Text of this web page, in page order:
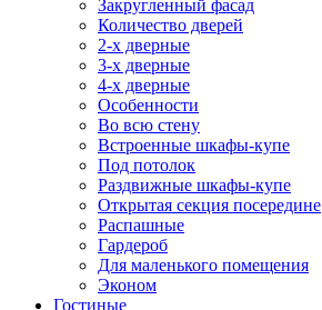
Закругленный фасад
Количество дверей
2-х дверные
3-х дверные
4-х дверные
Особенности
Во всю стену
Встроенные шкафы-купе
Под потолок
Раздвижные шкафы-купе
Открытая секция посередине
Распашные
Гардероб
Для маленького помещения
Эконом
Гостиные